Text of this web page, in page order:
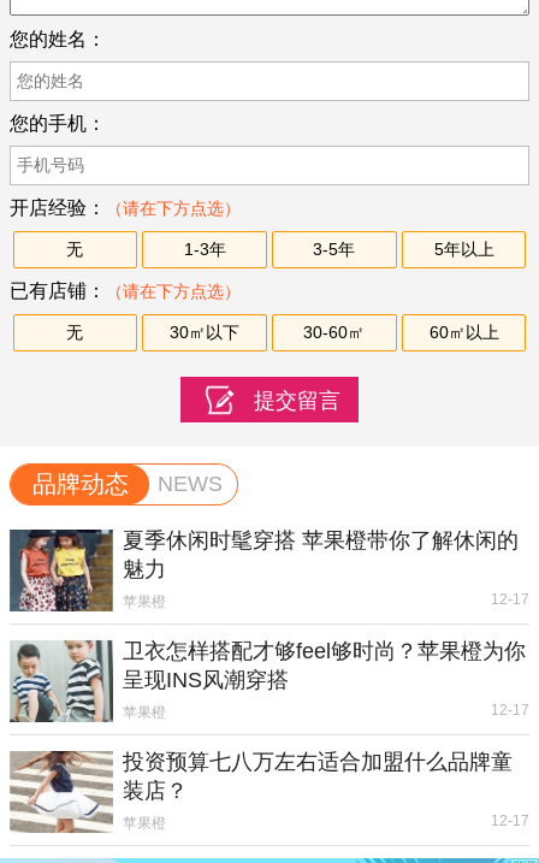
您的姓名：
您的手机：
开店经验： （请在下方点选）
无 1-3年 3-5年 5年以上
已有店铺： （请在下方点选）
无 30㎡以下 30-60㎡ 60㎡以上
品牌动态 NEWS
夏季休闲时髦穿搭 苹果橙带你了解休闲的
魅力
苹果橙 12-17
卫衣怎样搭配才够feel够时尚？苹果橙为你
呈现INS风潮穿搭
苹果橙 12-17
投资预算七八万左右适合加盟什么品牌童
装店？
苹果橙 12-17